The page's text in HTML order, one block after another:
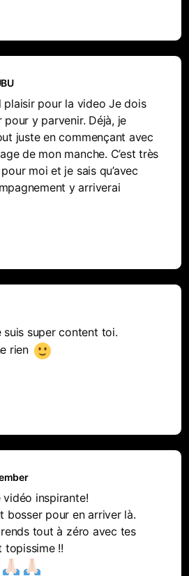
plaisir pour la video Je dois
y parvenir. Déjà, je
juste en commençant avec
de mon manche. C’est très
moi et je sais qu’avec
y arriverai
suis super content toi.
rien
vidéo inspirante!
bosser pour en arriver là.
tout à zéro avec tes
topissime !!